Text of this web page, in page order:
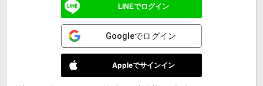
LINEでログイン
Googleでログイン
Appleでサインイン